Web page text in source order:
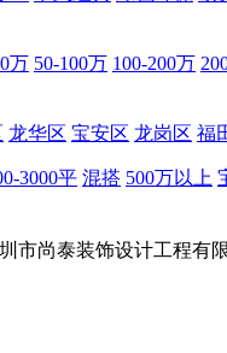
万 50-100万 100-200万
龙华区 宝安区 龙岗区 福
3000平 混搭 500万以上
市尚泰装饰设计工程有